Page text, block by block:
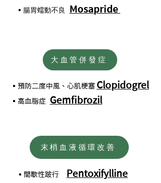
▪ 腸胃蠕動不良 Mosapride
大血管併發症
▪預防二度中風、心肌梗塞 Clopidogrel
▪高血脂症 Gemfibrozil
末梢血液循環改善
▪間歇性跛行 Pentoxifylline